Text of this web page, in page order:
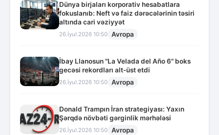
Dünya birjaları korporativ hesabatlara
fokuslanıb: Neft və faiz dərəcələrinin təsiri
altında cari vəziyyət
26.İyul.2026 10:50 Avropa
İbay Llanosun "La Velada del Año 6" boks
gecəsi rekordları alt-üst etdi
26.İyul.2026 10:50 Avropa
Donald Trampın İran strategiyası: Yaxın
Şərqdə növbəti gərginlik mərhələsi
26.İyul.2026 10:50 Avropa